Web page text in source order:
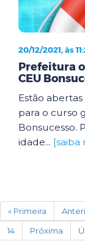
20/12/2021, às
Prefeitura
CEU
Estão
para o curso
Bonsucesso.
idade... [saiba
« Primeira
14
Próxima